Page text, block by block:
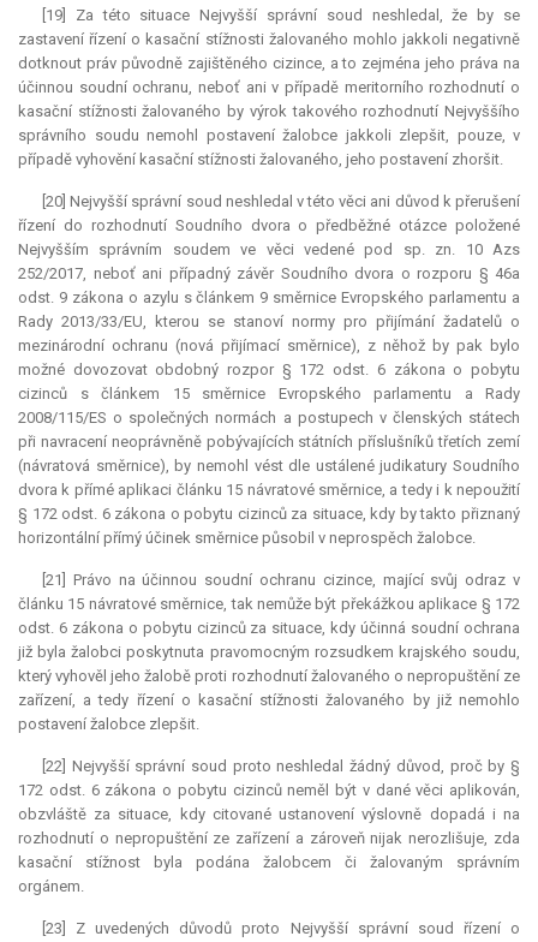
[19] Za této situace Nejvyšší správní soud neshledal, že by se
zastavení řízení o kasační stížnosti žalovaného mohlo jakkoli negativně
dotknout práv původně zajištěného cizince, a to zejména jeho práva na
účinnou soudní ochranu, neboť ani v případě meritorního rozhodnutí o
kasační stížnosti žalovaného by výrok takového rozhodnutí Nejvyššího
správního soudu nemohl postavení žalobce jakkoli zlepšit, pouze, v
případě vyhovění kasační stížnosti žalovaného, jeho postavení zhoršit.
[20] Nejvyšší správní soud neshledal v této věci ani důvod k přerušení
řízení do rozhodnutí Soudního dvora o předběžné otázce položené
Nejvyšším správním soudem ve věci vedené pod sp. zn. 10 Azs
252/2017, neboť ani případný závěr Soudního dvora o rozporu § 46a
odst. 9 zákona o azylu s článkem 9 směrnice Evropského parlamentu a
Rady 2013/33/EU, kterou se stanoví normy pro přijímání žadatelů o
mezinárodní ochranu (nová přijímací směrnice), z něhož by pak bylo
možné dovozovat obdobný rozpor § 172 odst. 6 zákona o pobytu
cizinců s článkem 15 směrnice Evropského parlamentu a Rady
2008/115/ES o společných normách a postupech v členských státech
při navracení neoprávněně pobývajících státních příslušníků třetích zemí
(návratová směrnice), by nemohl vést dle ustálené judikatury Soudního
dvora k přímé aplikaci článku 15 návratové směrnice, a tedy i k nepoužití
§ 172 odst. 6 zákona o pobytu cizinců za situace, kdy by takto přiznaný
horizontální přímý účinek směrnice působil v neprospěch žalobce.
[21] Právo na účinnou soudní ochranu cizince, mající svůj odraz v
článku 15 návratové směrnice, tak nemůže být překážkou aplikace § 172
odst. 6 zákona o pobytu cizinců za situace, kdy účinná soudní ochrana
již byla žalobci poskytnuta pravomocným rozsudkem krajského soudu,
který vyhověl jeho žalobě proti rozhodnutí žalovaného o nepropuštění ze
zařízení, a tedy řízení o kasační stížnosti žalovaného by již nemohlo
postavení žalobce zlepšit.
[22] Nejvyšší správní soud proto neshledal žádný důvod, proč by §
172 odst. 6 zákona o pobytu cizinců neměl být v dané věci aplikován,
obzvláště za situace, kdy citované ustanovení výslovně dopadá i na
rozhodnutí o nepropuštění ze zařízení a zároveň nijak nerozlišuje, zda
kasační stížnost byla podána žalobcem či žalovaným správním
orgánem.
[23] Z uvedených důvodů proto Nejvyšší správní soud řízení o